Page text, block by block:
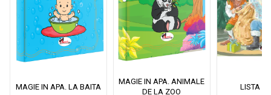
MAGIE IN APA. LA BAITA
MAGIE IN APA. ANIMALE
DE LA ZOO
LISTA